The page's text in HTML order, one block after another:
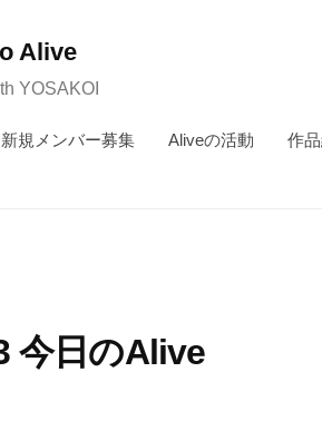
Alive
YOSAKOI
新規メンバー募集 Aliveの活動 作
今日のAlive